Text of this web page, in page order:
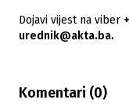
Dojavi vijest na viber
urednik@akta.ba.
Komentari (0)